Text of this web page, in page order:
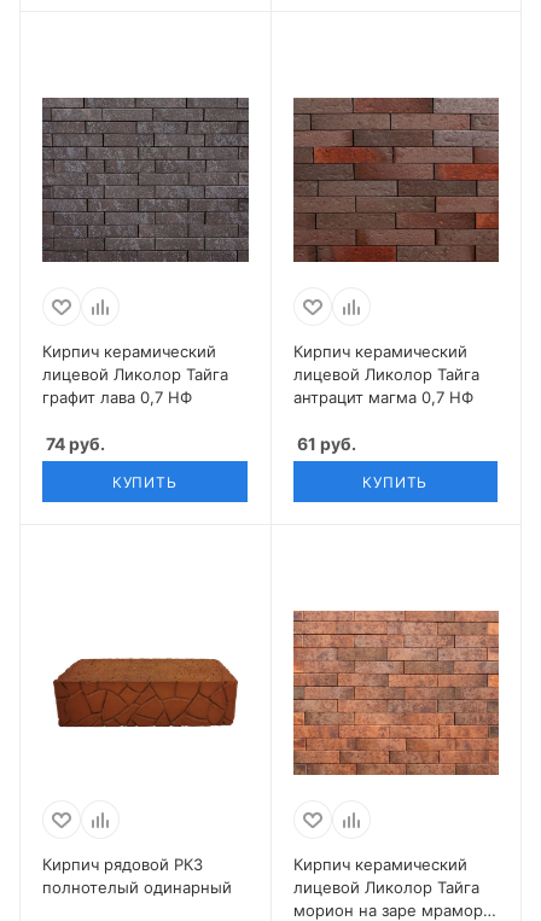
Кирпич керамический
лицевой Ликолор Тайга
графит лава 0,7 НФ
74руб.
КУПИТЬ
Кирпич керамический
лицевой Ликолор Тайга
антрацит магма 0,7 НФ
61 руб.
КУПИТЬ
Кирпич рядовой РКЗ
полнотелый одинарный
Кирпич керамический
лицевой Ликолор Тайга
морион на заре мрамор